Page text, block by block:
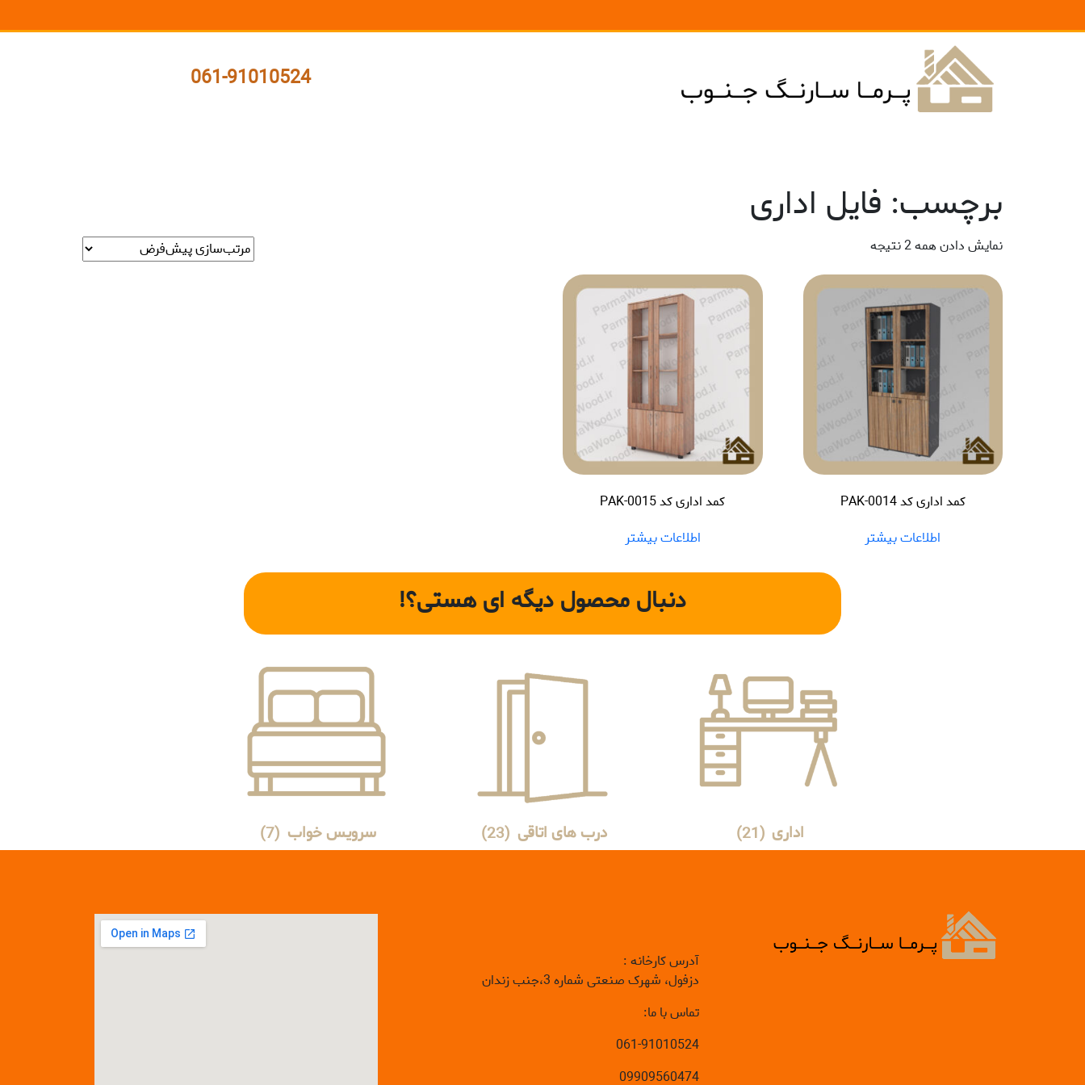
061-91010524
برچسب: فایل اداری
نمایش دادن همه 2 نتیجه
کمد اداری کد PAK-0014
اطلاعات بیشتر
کمد اداری کد PAK-0015
اطلاعات بیشتر
دنبال محصول دیگه ای هستی؟!
اداری (21) درب های اتاقی (23) سرویس خواب (7)
آدرس کارخانه :
دزفول، شهرک صنعتی شماره 3،جنب زندان
تماس با ما:
061-91010524
09909560474